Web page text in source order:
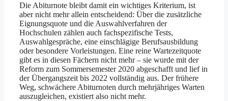
Die Abiturnote bleibt damit ein wichtiges Kriterium, ist
aber nicht mehr allein entscheidend: Über die zusätzliche
Eignungsquote und die Auswahlverfahren der
Hochschulen zählen auch fachspezifische Tests,
Auswahlgespräche, eine einschlägige Berufsausbildung
oder besondere Vorleistungen. Eine reine Wartezeitquote
gibt es in diesen Fächern nicht mehr – sie wurde mit der
Reform zum Sommersemester 2020 abgeschafft und lief in
der Übergangszeit bis 2022 vollständig aus. Der frühere
Weg, schwächere Abiturnoten durch mehrjähriges Warten
auszugleichen, existiert also nicht mehr.